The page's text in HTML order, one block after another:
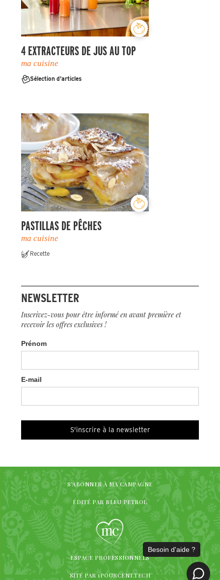
4 EXTRACTEURS DE JUS AU TOP
ma cuisine
Sélection d'articles
PASTILLAS DE PÊCHES
ma cuisine
Recette
NEWSLETTER
Inscrivez-vous pour être informé en avant première et
recevoir les offres exclusives !
Prénom
E-mail
S'ABONNER À MA CAMPAGNE
ÉDITÉ PAR BLEU PETROL
ESPACE PROFESSIONNELS
SITE PAR 1POURCENT.TECH